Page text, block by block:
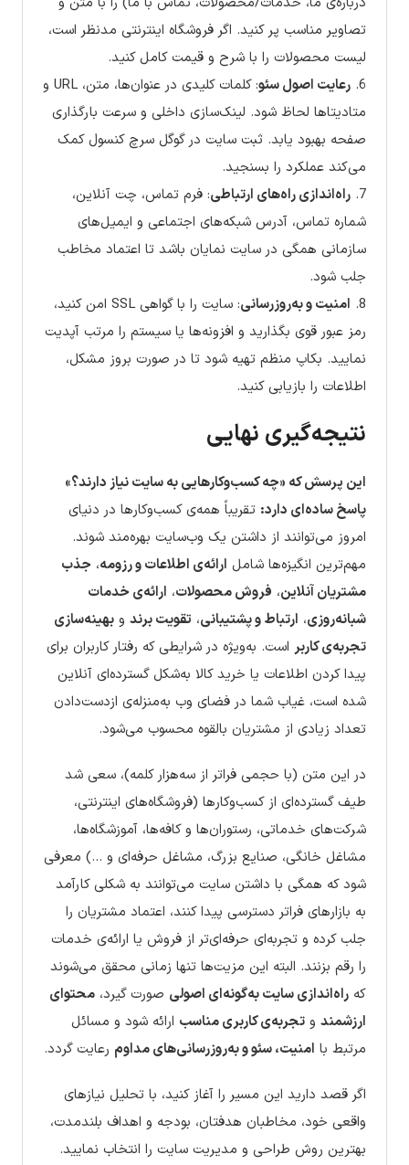
تصاویر مناسب پر کنید. اگر فروشگاه اینترنتی مدنظر است،
لیست محصولات را با شرح و قیمت کامل کنید.
6. رعایت اصول سئو
: کلمات کلیدی در عنوان‌ها، متن، URL و
متادیتاها لحاظ شود. لینک‌سازی داخلی و سرعت بارگذاری
صفحه بهبود یابد. ثبت سایت در گوگل سرچ کنسول کمک
می‌کند عملکرد را بسنجید.
7. راه‌اندازی راه‌های ارتباطی: فرم تماس، چت آنلاین،
شماره تماس، آدرس شبکه‌های اجتماعی و ایمیل‌های
سازمانی همگی در سایت نمایان باشد تا اعتماد مخاطب
جلب شود.
8. امنیت و به‌روزرسانی
: سایت را با گواهی SSL امن کنید،
رمز عبور قوی بگذارید و افزونه‌ها یا سیستم را مرتب آپدیت
نمایید. بکاپ منظم تهیه شود تا در صورت بروز مشکل،
اطلاعات را بازیابی کنید.
نتیجه‌گیری نهایی
این پرسش که «چه کسب‌وکارهایی به سایت نیاز دارند؟»
پاسخ ساده‌ای دارد: تقریباً همه‌ی کسب‌وکارها در دنیای
امروز می‌توانند از داشتن یک وب‌سایت بهره‌مند شوند.
مهم‌ترین انگیزه‌ها شامل ارائه‌ی اطلاعات و رزومه، جذب
مشتریان آنلاین، فروش محصولات، ارائه‌ی خدمات
شبانه‌روزی، ارتباط و پشتیبانی، تقویت برند و بهینه‌سازی
تجربه‌ی کاربر است. به‌ویژه در شرایطی که رفتار کاربران برای
پیدا کردن اطلاعات یا خرید کالا به‌شکل گسترده‌ای آنلاین
شده است، غیاب شما در فضای وب به‌منزله‌ی ازدست‌دادن
تعداد زیادی از مشتریان بالقوه محسوب می‌شود.
در این متن (با حجمی فراتر از سه‌هزار کلمه)، سعی شد
طیف گسترده‌ای از کسب‌وکارها (فروشگاه‌های اینترنتی،
شرکت‌های خدماتی، رستوران‌ها و کافه‌ها، آموزشگاه‌ها،
مشاغل خانگی، صنایع بزرگ، مشاغل حرفه‌ای و …) معرفی
شود که همگی با داشتن سایت می‌توانند به شکلی کارآمد
به بازارهای فراتر دسترسی پیدا کنند، اعتماد مشتریان را
جلب کرده و تجربه‌ای حرفه‌ای‌تر از فروش یا ارائه‌ی خدمات
را رقم بزنند. البته این مزیت‌ها تنها زمانی محقق می‌شوند
که راه‌اندازی سایت به‌گونه‌ای اصولی صورت گیرد، محتوای
ارزشمند و تجربه‌ی کاربری مناسب ارائه شود و مسائل
مرتبط با امنیت، سئو و به‌روزرسانی‌های مداوم رعایت گردد.
اگر قصد دارید این مسیر را آغاز کنید، با تحلیل نیازهای
واقعی خود، مخاطبان هدفتان، بودجه و اهداف بلندمدت،
بهترین روش طراحی و مدیریت سایت را انتخاب نمایید.